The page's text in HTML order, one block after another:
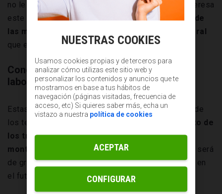
no le habíamos sacado el máximo partido. Si te interesa
este tema,en la entrada de hoy vamos a hablar de
las mejores apps de registro de la jornada laboral
que existen en la actualidad.
Conoce las app de registro de la jornada
laboral
Estas aplicaciones aprovechan las características de
los teléfonos móviles para
mejorar el rendimiento de
los trabajadores y empresas, automatizar un
montón de tareas
y proporcionar información que será
de gran utilidad para tomar las mejores decisiones en
el futuro.
NUESTRAS COOKIES
Usamos cookies propias y de terceros para
analizar cómo utilizas este sitio web y
personalizar los contenidos y anuncios que te
mostramos en base a tus hábitos de
navegación (páginas visitadas, frecuencia de
acceso, etc) Si quieres saber más, echa un
vistazo a nuestra política de cookies
ACEPTAR
CONFIGURAR